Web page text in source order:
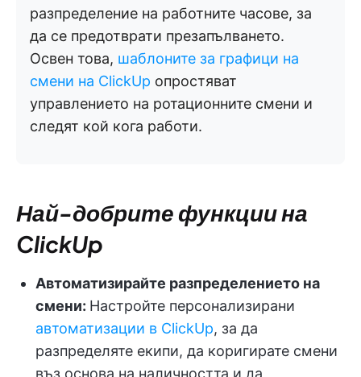
разпределение на работните часове, за
да се предотврати презапълването.
Освен това, шаблоните за графици на
смени на ClickUp опростяват
управлението на ротационните смени и
следят кой кога работи.
Най-добрите функции на
ClickUp
Автоматизирайте разпределението на
смени: Настройте персонализирани
автоматизации в ClickUp, за да
разпределяте екипи, да коригирате смени
въз основа на наличността и да